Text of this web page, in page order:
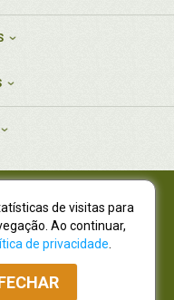
0001-19
0001-80
7665, São Lourenço |
82210-310
Atacado: (41) 4009-3939
de visitas para
Ao continuar,
de privacidade